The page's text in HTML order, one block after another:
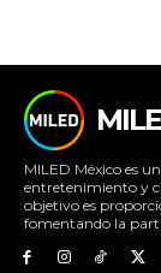
MILED México es
entretenimiento y
objetivo es
fomentando la